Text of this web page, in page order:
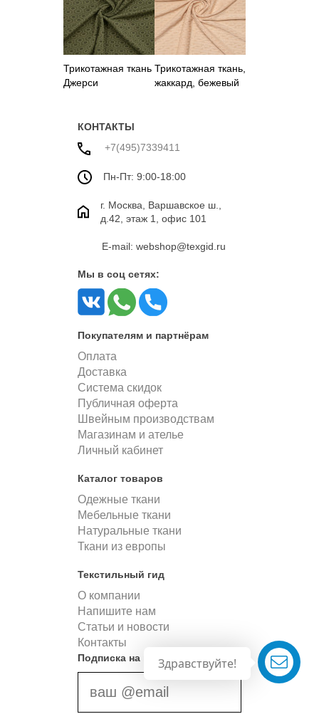
Здравствуйте!
Трикотажная ткань
Джерси
Трикотажная ткань,
жаккард, бежевый
КОНТАКТЫ
+7(495)7339411
Пн-Пт: 9:00-18:00
г. Москва, Варшавское ш.,
д.42, этаж 1, офис 101
E-mail: webshop@texgid.ru
Мы в соц сетях:
Покупателям и партнёрам
Оплата
Доставка
Система скидок
Публичная оферта
Швейным производствам
Магазинам и ателье
Личный кабинет
Каталог товаров
Одежные ткани
Мебельные ткани
Натуральные ткани
Ткани из европы
Текстильный гид
О компании
Напишите нам
Статьи и новости
Контакты
Подписка на новости